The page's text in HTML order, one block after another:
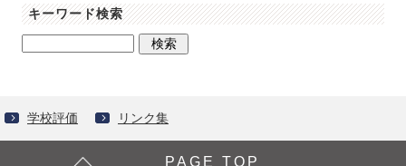
キーワード検索
学校評価 リンク集
PAGE TOP